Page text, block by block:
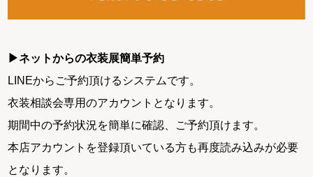
▶ネットからの衣装展簡単予約
LINEからご予約頂けるシステムです。
衣装相談会専用のアカウントとなります。
期間中の予約状況を簡単に確認、ご予約頂けます。
本店アカウントを登録頂いている方も再度読み込みが必要
となります。